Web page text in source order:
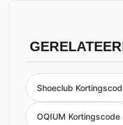
Shoeclub
OQIUM Kortingscode